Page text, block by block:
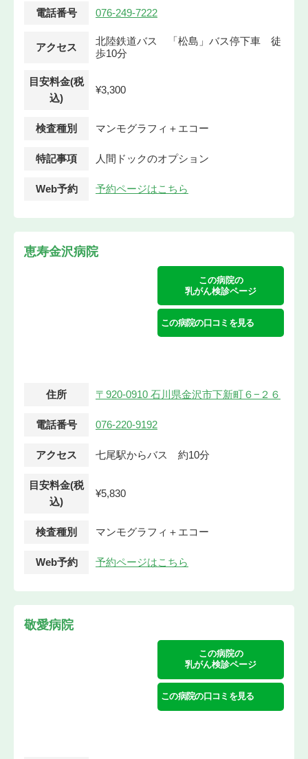
電話番号 076-249-7222
アクセス
北陸鉄道バス 「松島」バス停下車 徒
歩10分
目安料金(税
込)
¥3,300
検査種別 マンモグラフィ＋エコー
特記事項 人間ドックのオプション
Web予約 予約ページはこちら
恵寿金沢病院
この病院の
乳がん検診ページ
この病院の口コミを見る
住所 〒920-0910 石川県金沢市下新町６−２６
電話番号 076-220-9192
アクセス 七尾駅からバス 約10分
目安料金(税
込)
¥5,830
検査種別 マンモグラフィ＋エコー
Web予約 予約ページはこちら
敬愛病院
この病院の
乳がん検診ページ
この病院の口コミを見る